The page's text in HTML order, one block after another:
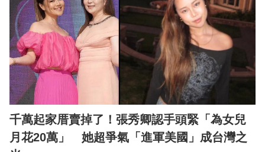
千萬起家厝賣掉了！張秀卿認手頭緊「為女兒
月花20萬」 她超爭氣「進軍美國」成台灣之